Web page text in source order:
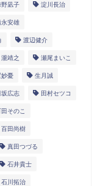
野凪子 淀川長治
永安雄
渡辺健介
瀧靖之 瀬尾まいこ
妙憂 生月誠
坂広志 田村セツコ
そのこ
百田尚樹
真田つづる
石井貴士
石川拓治